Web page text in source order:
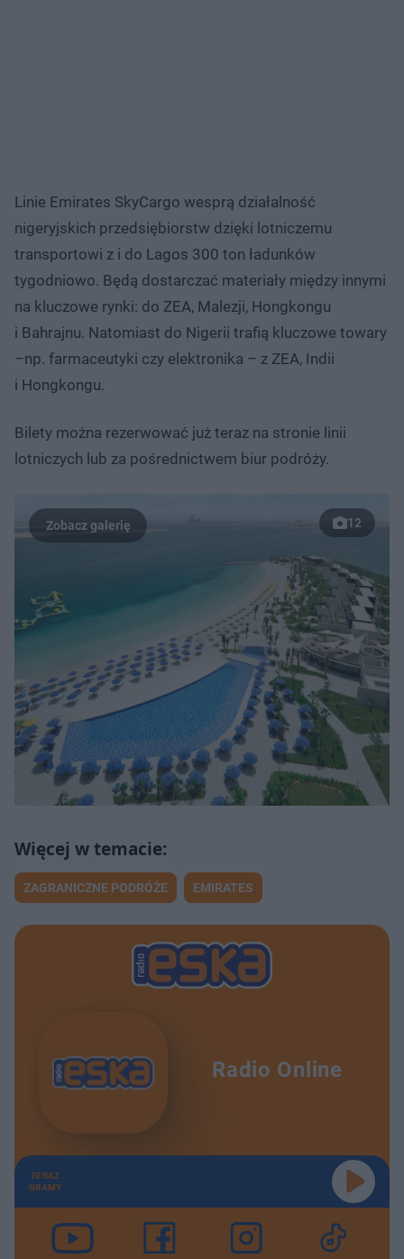
Linie Emirates SkyCargo wesprą działalność
nigeryjskich przedsiębiorstw dzięki lotniczemu
transportowi z i do Lagos 300 ton ładunków
tygodniowo. Będą dostarczać materiały między innymi
na kluczowe rynki: do ZEA, Malezji, Hongkongu
i Bahrajnu. Natomiast do Nigerii trafią kluczowe towary
–np. farmaceutyki czy elektronika – z ZEA, Indii
i Hongkongu.
Bilety można rezerwować już teraz na stronie linii
lotniczych lub za pośrednictwem biur podróży.
12
ZAGRANICZNE PODRÓŻE EMIRATES
Radio Online
TERAZ
GRAMY